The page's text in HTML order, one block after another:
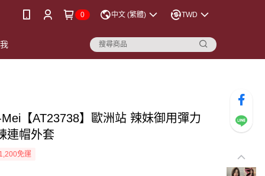
0 中文 (繁體) TWD
【AT23738】歐洲站 辣妹御用彈力
連帽外套
免運